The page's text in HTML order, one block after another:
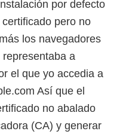
por defecto
pero no
los navegadores
a
el que yo accedia a
Así que el
no abalado
(CA) y generar